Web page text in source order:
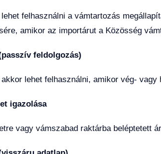
felhasználni a vámtartozás
amikor az importárut a Közösség
feldolgozás)
lehet felhasználni, amikor vég-
igazolása
vagy vámszabad raktárba beléptetett